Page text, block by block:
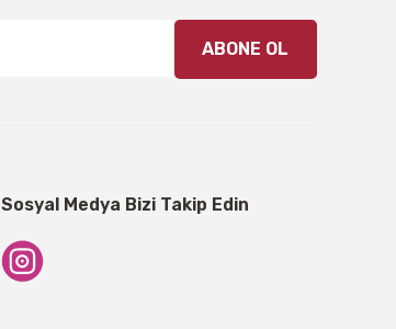
ABONE OL
Sosyal Medya Bizi Takip Edin